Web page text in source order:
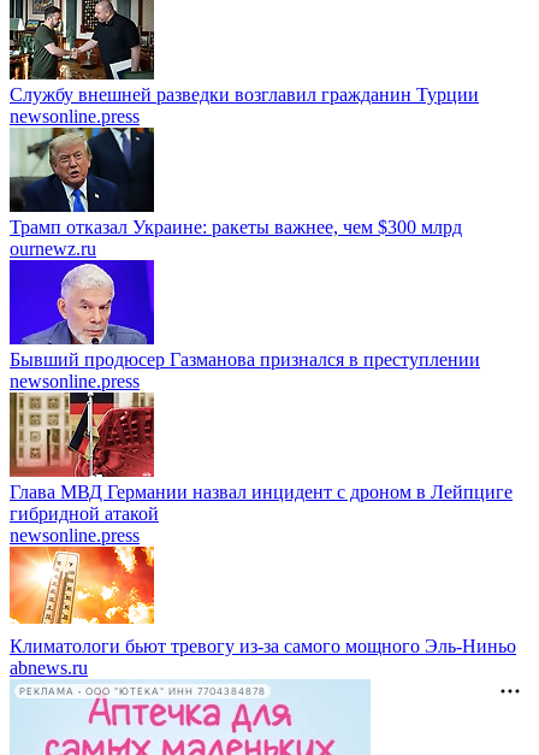
Службу внешней разведки возглавил гражданин Турции
newsonline.press
Трамп отказал Украине: ракеты важнее, чем $300 млрд
ournewz.ru
Бывший продюсер Газманова признался в преступлении
newsonline.press
Глава МВД Германии назвал инцидент с дроном в Лейпциге
гибридной атакой
newsonline.press
Климатологи бьют тревогу из-за самого мощного Эль-Ниньо
abnews.ru
РЕКЛАМА • ООО "ЮТЕКА" ИНН 7704384878